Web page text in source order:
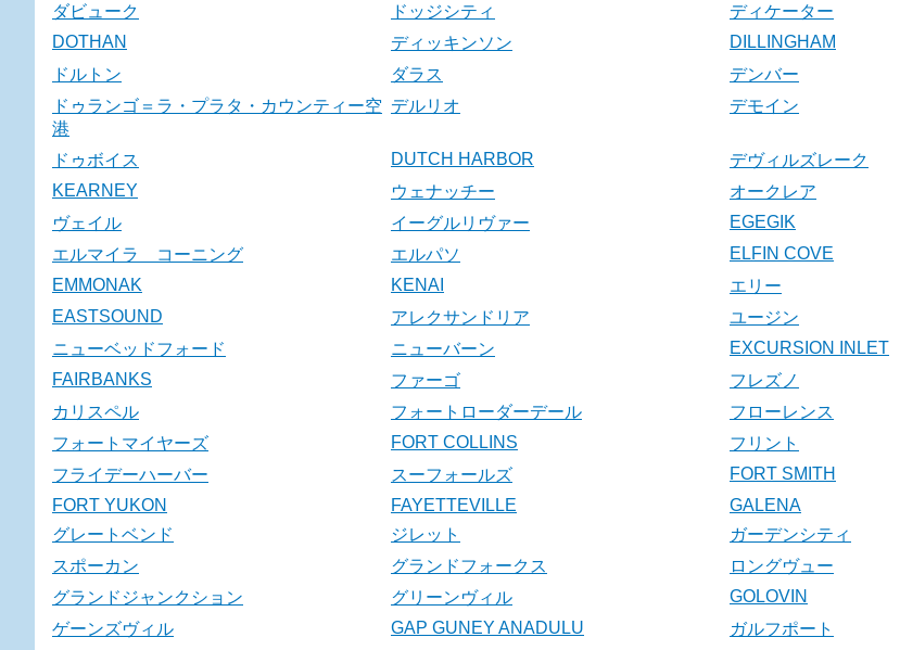
ダビューク
ドッジシティ ディケーター
DOTHAN
ディッキンソン DILLINGHAM
ドルトン
ダラス デンバー
ドゥランゴ＝ラ・プラタ・カウンティー空
港
デルリオ デモイン
ドゥボイス DUTCH HARBOR デヴィルズレーク
KEARNEY
ウェナッチー オークレア
ヴェイル
イーグルリヴァー EGEGIK
エルマイラ コーニング
エルパソ ELFIN COVE
EMMONAK
KENAI エリー
EASTSOUND
アレクサンドリア ユージン
ニューベッドフォード
ニューバーン EXCURSION INLET
FAIRBANKS
ファーゴ フレズノ
カリスペル
フォートローダーデール フローレンス
フォートマイヤーズ
FORT COLLINS フリント
フライデーハーバー
スーフォールズ FORT SMITH
FORT YUKON
FAYETTEVILLE GALENA
グレートベンド
ジレット ガーデンシティ
スポーカン
グランドフォークス ロングヴュー
グランドジャンクション
グリーンヴィル GOLOVIN
ゲーンズヴィル
GAP GUNEY ANADULU ガルフポート